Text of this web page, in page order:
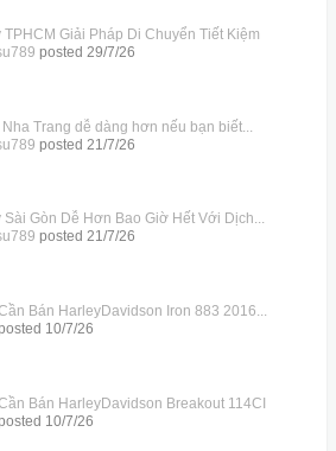
TPHCM Giải Pháp Di Chuyển Tiết Kiệm
posted 29/7/26
Trang dễ dàng hơn nếu bạn biết...
posted 21/7/26
Sài Gòn Dễ Hơn Bao Giờ Hết Với Dịch...
posted 21/7/26
Bán HarleyDavidson Iron 883 2016...
10/7/26
Bán HarleyDavidson Breakout 114CI
10/7/26